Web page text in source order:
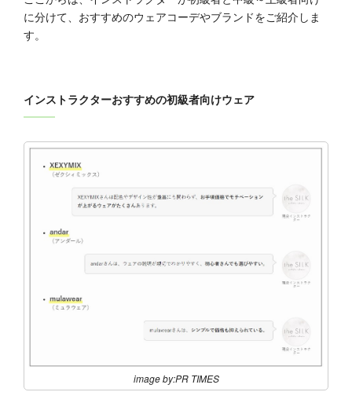
に分けて、おすすめのウェアコーデやブランドをご紹介しま
す。
インストラクターおすすめの初級者向けウェア
image by:PR TIMES